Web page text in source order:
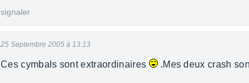
signaler
25 Septembre 2005 à 13:13
Ces cymbals sont extraordinaires .Mes deux crash